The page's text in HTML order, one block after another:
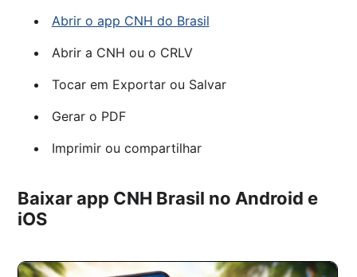
Abrir o app CNH do Brasil
Abrir a CNH ou o CRLV
Tocar em Exportar ou Salvar
Gerar o PDF
Imprimir ou compartilhar
Baixar app CNH Brasil no Android e
iOS